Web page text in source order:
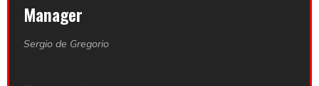
Manager
Sergio de Gregorio